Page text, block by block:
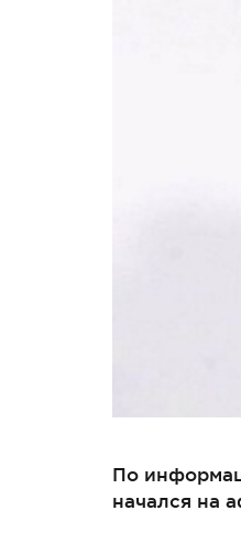
По
начался на